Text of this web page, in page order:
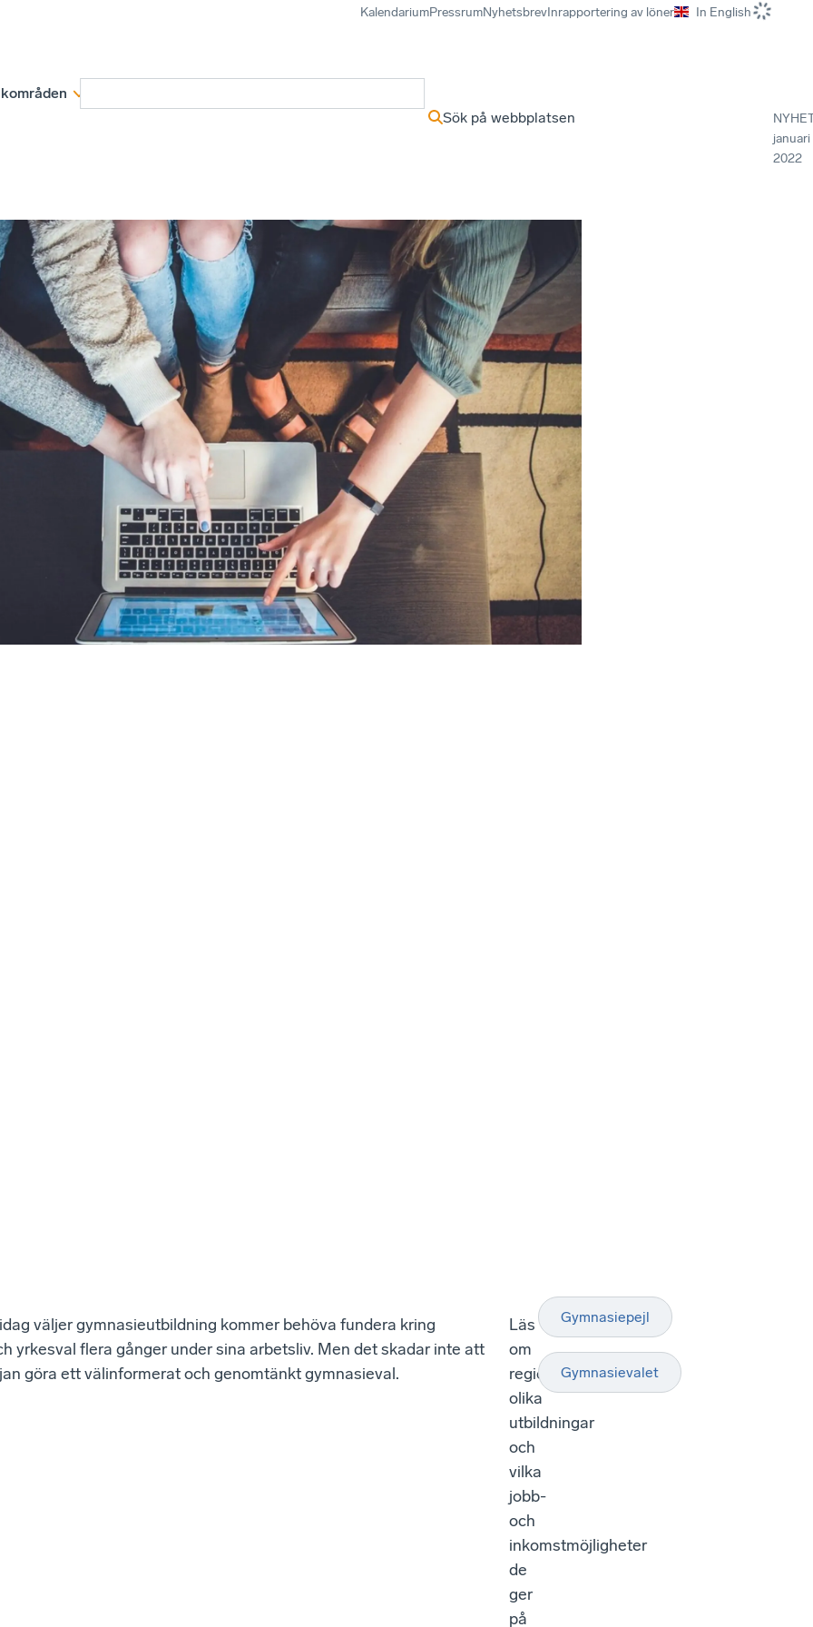
KalendariumPressrumNyhetsbrevInrapportering av löner In English
Sök på webbplatsen
januari
2022
väljer gymnasieutbildning kommer behöva fundera kring
yrkesval flera gånger under sina arbetsliv. Men det skadar inte att
göra ett välinformerat och genomtänkt gymnasieval.
Läs
om
regionens
olika
utbildningar
och
vilka
jobb-
och
inkomstmöjligheter
de
ger
på
Gymnasiepejl
Gymnasievalet